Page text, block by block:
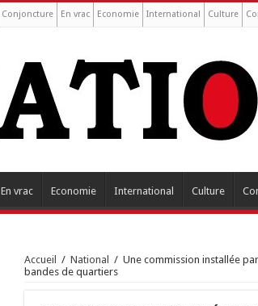
Conjoncture En vrac Economie International Culture
En vrac Economie International Culture
Accueil / National / Une commission installée
bandes de quartiers